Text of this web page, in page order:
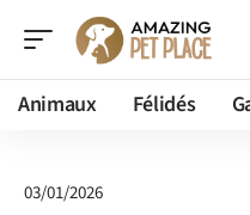
Animaux Félidés
03/01/2026